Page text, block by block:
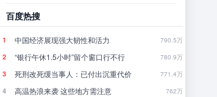
百度热搜
1 中国经济展现强大韧性和活力 790.5万
2 “银行午休1.5小时”留个窗口行不行 780.9万
3 死刑改死缓当事人：已付出沉重代价 771.4万
4 高温热浪来袭 这些地方需注意 762万